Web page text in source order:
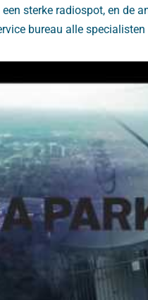
sterke radiospot, en de
bureau alle specialisten